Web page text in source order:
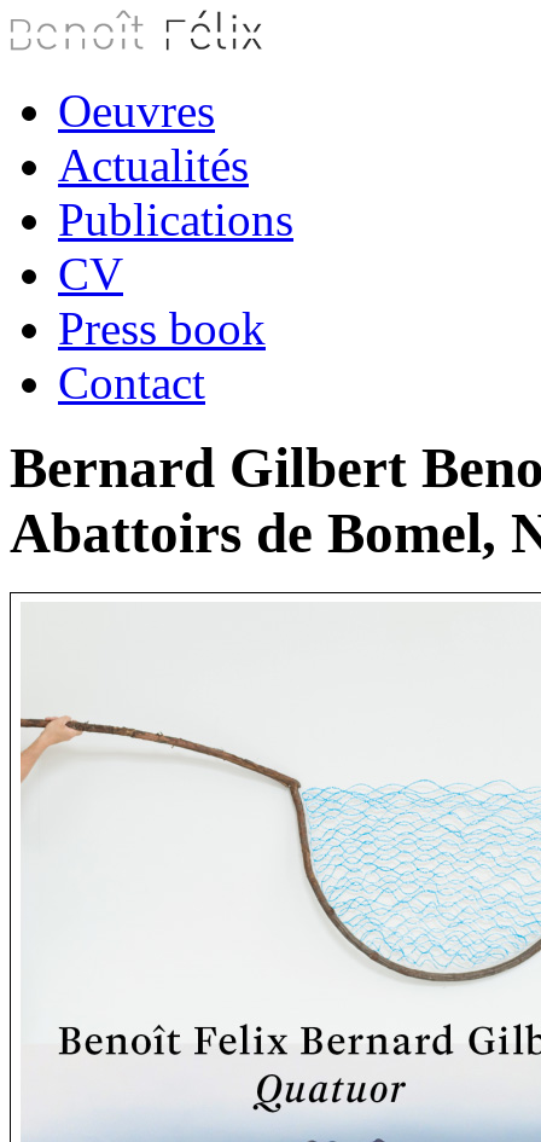
Oeuvres
Actualités
Publications
CV
Press book
Contact
Bernard Gilbert
Abattoirs de Bomel,